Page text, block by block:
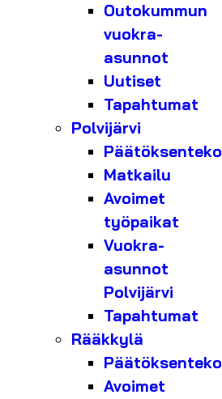
Outokummun
vuokra-
asunnot
Uutiset
Tapahtumat
Polvijärvi
Päätöksenteko
Matkailu
Avoimet
työpaikat
Vuokra-
asunnot
Polvijärvi
Tapahtumat
Rääkkylä
Päätöksenteko
Avoimet